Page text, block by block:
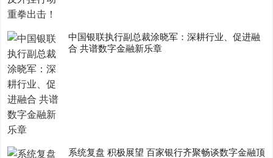
中国银联执行副总裁涂晓军：深耕行业、促进融
合 共谱数字金融新乐章
系统复盘 积极展望 百家银行齐聚畅谈数字金融顶